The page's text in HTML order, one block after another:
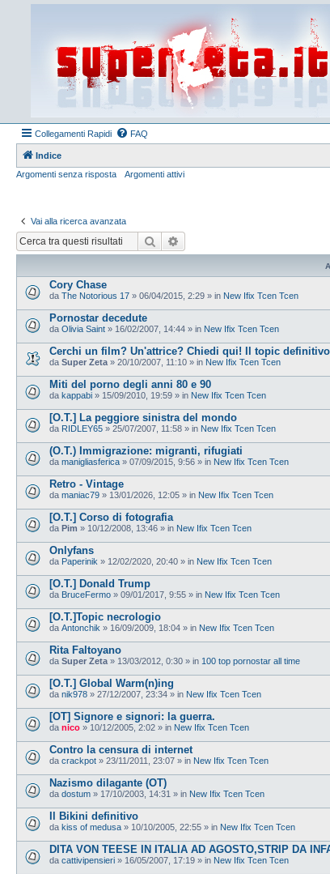
Collegamenti Rapidi FAQ
Indice
Argomenti senza risposta
Argomenti attivi
Vai alla ricerca avanzata
Cerca
Cory Chase
da The Notorious 17 » 06/04/2015, 2:29 » in New Ifix Tcen Tcen
Pornostar decedute
da Olivia Saint » 16/02/2007, 14:44 » in New Ifix Tcen Tcen
Cerchi un film? Un'attrice? Chiedi qui! Il topic definitivo
da Super Zeta » 20/10/2007, 11:10 » in New Ifix Tcen Tcen
Miti del porno degli anni 80 e 90
da kappabi » 15/09/2010, 19:59 » in New Ifix Tcen Tcen
[O.T.] La peggiore sinistra del mondo
da RIDLEY65 » 25/07/2007, 11:58 » in New Ifix Tcen Tcen
(O.T.) Immigrazione: migranti, rifugiati
da manigliasferica » 07/09/2015, 9:56 » in New Ifix Tcen Tcen
Retro - Vintage
da maniac79 » 13/01/2026, 12:05 » in New Ifix Tcen Tcen
[O.T.] Corso di fotografia
da Pim » 10/12/2008, 13:46 » in New Ifix Tcen Tcen
Onlyfans
da Paperinik » 12/02/2020, 20:40 » in New Ifix Tcen Tcen
[O.T.] Donald Trump
da BruceFermo » 09/01/2017, 9:55 » in New Ifix Tcen Tcen
[O.T.]Topic necrologio
da Antonchik » 16/09/2009, 18:04 » in New Ifix Tcen Tcen
Rita Faltoyano
da Super Zeta » 13/03/2012, 0:30 » in 100 top pornostar all time
[O.T.] Global Warm(n)ing
da nik978 » 27/12/2007, 23:34 » in New Ifix Tcen Tcen
[OT] Signore e signori: la guerra.
da nico » 10/12/2005, 2:02 » in New Ifix Tcen Tcen
Contro la censura di internet
da crackpot » 23/11/2011, 23:07 » in New Ifix Tcen Tcen
Nazismo dilagante (OT)
da dostum » 17/10/2003, 14:31 » in New Ifix Tcen Tcen
Il Bikini definitivo
da kiss of medusa » 10/10/2005, 22:55 » in New Ifix Tcen Tcen
DITA VON TEESE IN ITALIA AD AGOSTO,STRIP DA
da cattivipensieri » 16/05/2007, 17:19 » in New Ifix Tcen Tcen